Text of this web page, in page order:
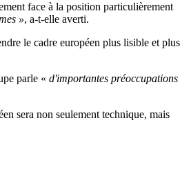
face à la position particulièrement
», a-t-elle averti.
le cadre européen plus lisible et plus
parle « d'importantes préoccupations
sera non seulement technique, mais